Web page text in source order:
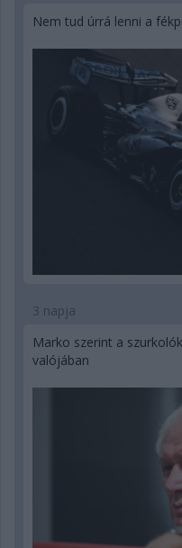
Nem tud úrrá lenni a
3 napja
Marko szerint a
valójában